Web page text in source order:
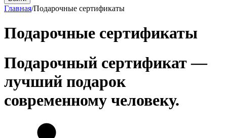
Главная/Подарочные сертификаты
Подарочные сертификаты
Подарочный сертификат —
лучший подарок
современному человеку.